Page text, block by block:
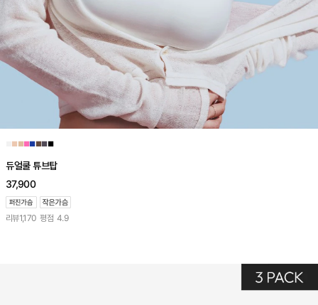
■■■■■■■
듀얼쿨 튜브탑
37,900
리뷰1,170 평점 4.9